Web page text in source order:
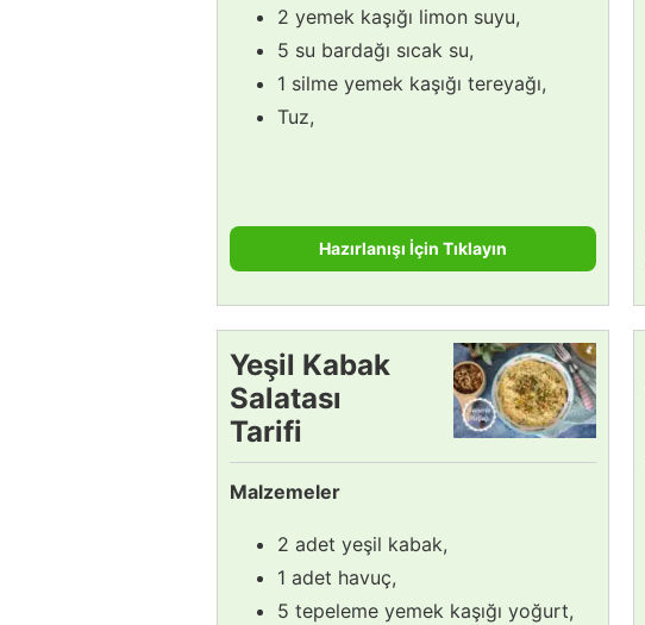
2 yemek kaşığı limon suyu,
5 su bardağı sıcak su,
1 silme yemek kaşığı tereyağı,
Tuz,
Hazırlanışı İçin Tıklayın
Yeşil Kabak
Salatası
Tarifi
Malzemeler
2 adet yeşil kabak,
1 adet havuç,
5 tepeleme yemek kaşığı yoğurt,